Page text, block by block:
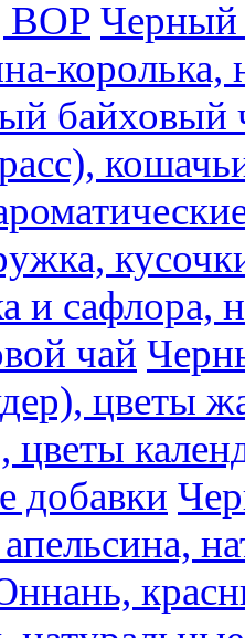
BOP Черный
байховый
и сафлора,
чай
цветы
цветы
добавки